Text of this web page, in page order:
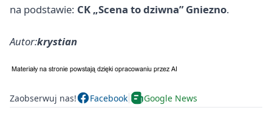
na podstawie: CK „Scena to dziwna” Gniezno.
Autor:krystian
Zaobserwuj nas! Facebook Google News